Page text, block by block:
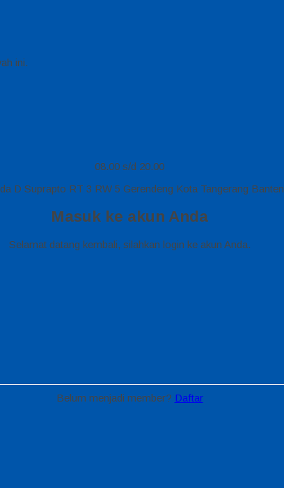
ini.
08.00 s/d 20.00
D Suprapto RT 3 RW 5 Gerendeng Kota Tangerang Banten
Masuk ke akun Anda
Selamat datang kembali, silahkan login ke akun Anda.
Belum menjadi member? Daftar